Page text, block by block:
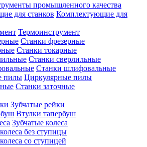
промышленного качества
Комплектующие для
Термоинструмент
Станки фрезерные
Станки токарные
Станки сверлильные
Станки шлифовальные
Циркулярные пилы
Станки заточные
Зубчатые рейки
Втулки тапербуш
Зубчатые колеса
без ступицы
со ступицей